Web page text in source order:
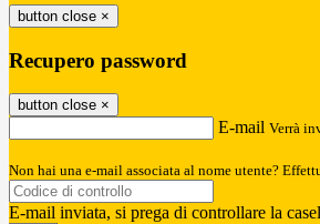
button close ×
Recupero password
button close ×
E-mail Verrà
Non hai una e-mail associata al nome utente?
E-mail inviata, si prega di controllare la